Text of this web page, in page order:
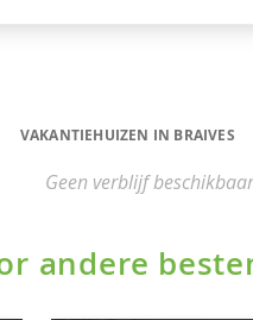
VAKANTIEHUIZEN IN BRAIVES
Geen verblijf
andere